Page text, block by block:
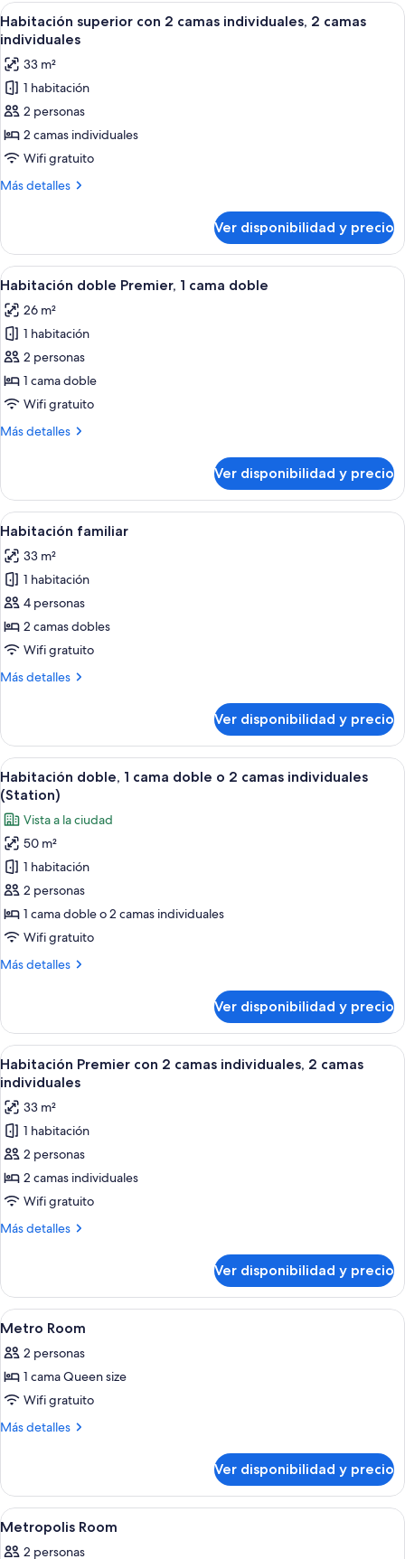
Ver
todas
las
fotos
de
Habitación
superior
con
2
2
camas
individuales
Habitación de hotel con dos camas,
2
Habitación superior con 2 camas individuales, 2 camas
individuales
33 m²
1 habitación
2 personas
2 camas individuales
Wifi gratuito
Más detalles
Más
superior
con
2
individuales,
2
camas
individuales
Ver disponibilidad y precio
Ver
todas
las
fotos
de
Habitación
doble
1
Habitación de hotel con una cama
5
Habitación doble Premier, 1 cama doble
26 m²
1 habitación
2 personas
1 cama doble
Wifi gratuito
Más detalles
Más
doble
Premier,
1
doble
Ver disponibilidad y precio
Ver
todas
las
fotos
de
Habitación
familiar
Habitación de hotel con dos camas,
3
Habitación familiar
33 m²
1 habitación
4 personas
2 camas dobles
Wifi gratuito
Más detalles
Más
familiar
Ver disponibilidad y precio
Ver
todas
las
fotos
de
Habitación
doble,
1
cama
o
individuales
(Station)
Habitación de hotel con cama, sofá,
7
Habitación doble, 1 cama doble o 2 camas individuales
(Station)
Vista a la ciudad
50 m²
1 habitación
2 personas
1 cama doble o 2 camas individuales
Wifi gratuito
Más detalles
Más
doble,
cama
doble
2
camas
individuales
(Station)
Ver disponibilidad y precio
Ver
todas
las
fotos
de
Habitación
Premier
con
2
2
camas
individuales
Una habitación de hotel con dos
4
Habitación Premier con 2 camas individuales, 2 camas
individuales
33 m²
1 habitación
2 personas
2 camas individuales
Wifi gratuito
Más detalles
Más
Premier
con
2
individuales,
2
individuales
Ver disponibilidad y precio
Ver
todas
las
fotos
de
Metro
Ropa de cama de alta calidad y caja
6
Metro Room
2 personas
1 cama Queen size
Wifi gratuito
Más detalles
Más
Room
Ver disponibilidad y precio
Ver
todas
Ropa de cama de alta calidad y caja
5
Metropolis Room
2 personas